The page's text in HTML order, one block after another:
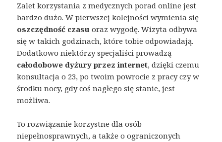
Zalet korzystania z medycznych porad online jest
bardzo dużo. W pierwszej kolejności wymienia się
oszczędność czasu oraz wygodę. Wizyta odbywa
się w takich godzinach, które tobie odpowiadają.
Dodatkowo niektórzy specjaliści prowadzą
całodobowe dyżury przez internet, dzięki czemu
konsultacja o 23, po twoim powrocie z pracy czy w
środku nocy, gdy coś nagłego się stanie, jest
możliwa.
To rozwiązanie korzystne dla osób
niepełnosprawnych, a także o ograniczonych